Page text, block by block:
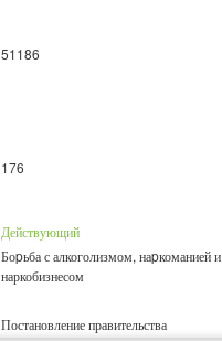
51186
176
Действующий
Боpьба с алкоголизмом, наpкоманией и
наркобизнесом
Постановление правительства